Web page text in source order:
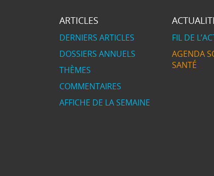
ARTICLES
DERNIERS ARTICLES
DOSSIERS ANNUELS
THÈMES
COMMENTAIRES
AFFICHE DE LA SEMAINE
FIL DE
AGENDA
SANTÉ